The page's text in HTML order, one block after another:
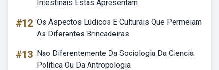
Intestinais Estas Apresentam
#12 Os Aspectos Lúdicos E Culturais Que Permeiam
As Diferentes Brincadeiras
#13 Nao Diferentemente Da Sociologia Da Ciencia
Politica Ou Da Antropologia